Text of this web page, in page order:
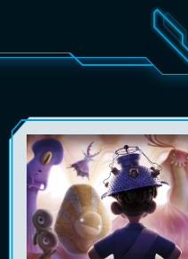
FILMID
KONVERENTS